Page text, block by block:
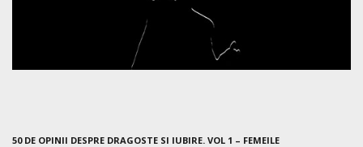
50 DE OPINII DESPRE DRAGOSTE SI IUBIRE. VOL 1 – FEMEILE